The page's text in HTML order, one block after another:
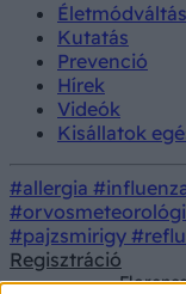
Életmódváltás
Kutatás
Prevenció
Hírek
Videók
Kisállatok
#allergia
#pajzsmirigy
Regisztráció